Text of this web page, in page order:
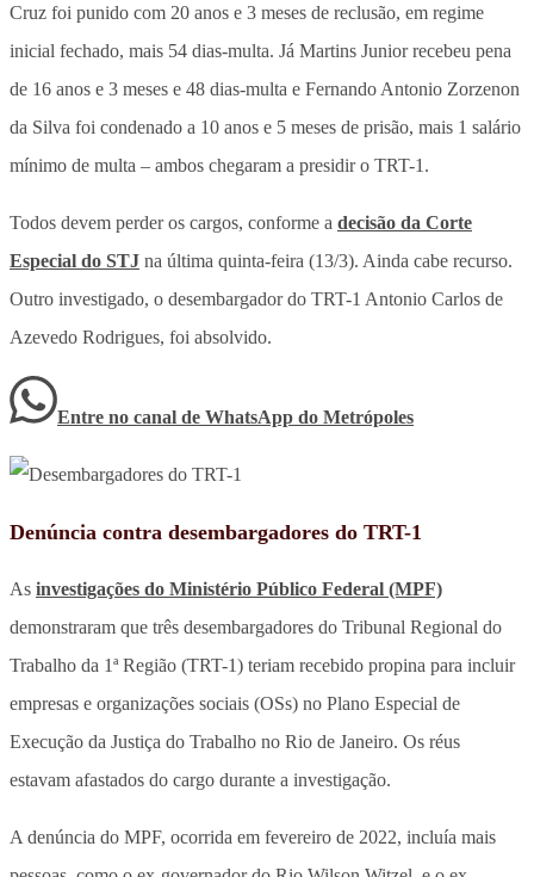
Cruz foi punido com 20 anos e 3 meses de reclusão, em regime
inicial fechado, mais 54 dias-multa. Já Martins Junior recebeu pena
de 16 anos e 3 meses e 48 dias-multa e Fernando Antonio Zorzenon
da Silva foi condenado a 10 anos e 5 meses de prisão, mais 1 salário
mínimo de multa – ambos chegaram a presidir o TRT-1.
Todos devem perder os cargos, conforme a decisão da Corte
Especial do STJ na última quinta-feira (13/3). Ainda cabe recurso.
Outro investigado, o desembargador do TRT-1 Antonio Carlos de
Azevedo Rodrigues, foi absolvido.
Entre no canal de WhatsApp do Metrópoles
Denúncia contra desembargadores do TRT-1
As investigações do Ministério Público Federal (MPF)
demonstraram que três desembargadores do Tribunal Regional do
Trabalho da 1ª Região (TRT-1) teriam recebido propina para incluir
empresas e organizações sociais (OSs) no Plano Especial de
Execução da Justiça do Trabalho no Rio de Janeiro. Os réus
estavam afastados do cargo durante a investigação.
A denúncia do MPF, ocorrida em fevereiro de 2022, incluía mais